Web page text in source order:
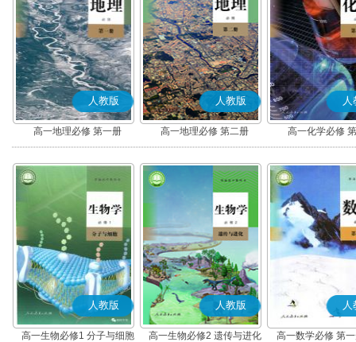
人教版
高一地理必修 第一册
人教版
高一地理必修 第二册
人
高一化学必修
人教版
高一生物必修1 分子与细胞
人教版
高一生物必修2 遗传与进化
人
高一数学必修 第